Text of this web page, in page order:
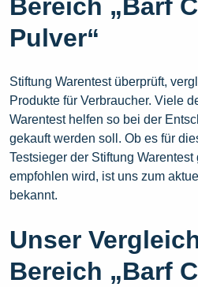
Bereich „Barf
Pulver“
Stiftung Warentest überprüft,
Produkte für Verbraucher. Viele
Warentest helfen so bei der
gekauft werden soll. Ob es für
Testsieger der Stiftung
empfohlen wird, ist uns zum
bekannt.
Unser
Bereich „Barf